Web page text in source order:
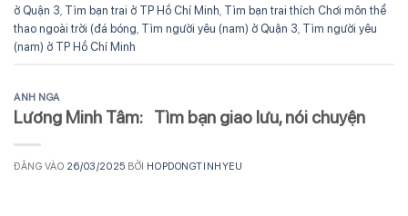
ở Quận 3 Tìm bạn trai ở TP Hồ Chí Minh Tìm bạn trai thích Chơi môn thể
thao ngoài trời (đá bóng Tìm người yêu (nam) ở Quận 3 Tìm người yêu
(nam) ở TP Hồ Chí Minh
ANH NGA
Lương Minh Tâm: Tìm bạn giao lưu, nói chuyện
ĐĂNG VÀO 26/03/2025 BỞI HOPDONGTINHYEU